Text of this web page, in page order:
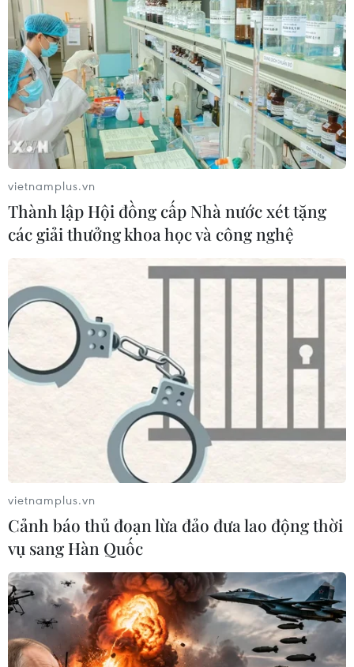
vietnamplus.vn
Thành lập Hội đồng cấp Nhà nước xét tặng
các giải thưởng khoa học và công nghệ
vietnamplus.vn
Cảnh báo thủ đoạn lừa đảo đưa lao động thời
vụ sang Hàn Quốc